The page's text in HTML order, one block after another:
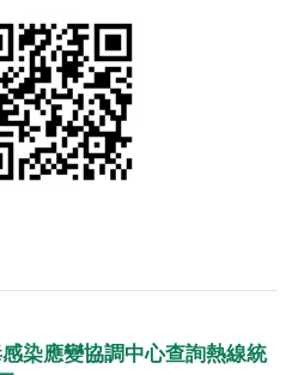
染應變協調中心查詢熱線統